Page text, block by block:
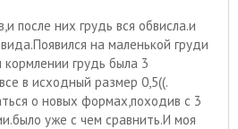
после них грудь вся обвисла.и
на маленькой груди
грудь была 3
в исходный размер 0,5((.
о новых формах,походив с 3
уже с чем сравнить.И моя